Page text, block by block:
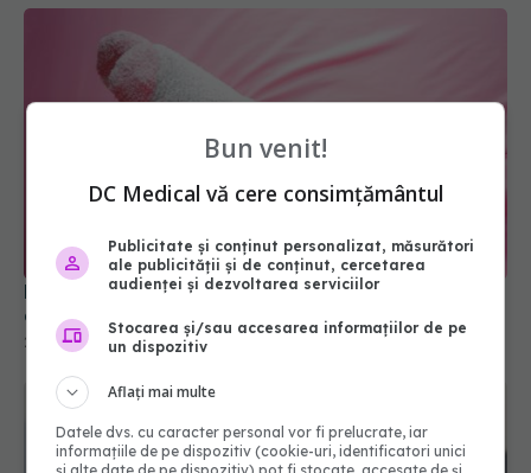
Dormi cu șosete sau fără? Medicii explică
avantajele și riscurile
26 apr 2026, 10:58
Bun venit!
DC Medical vă cere consimțământul
Publicitate și conținut personalizat, măsurători
ale publicității și de conținut, cercetarea
audienței și dezvoltarea serviciilor
Stocarea și/sau accesarea informațiilor de pe
un dispozitiv
Aflați mai multe
Datele dvs. cu caracter personal vor fi prelucrate, iar
informațiile de pe dispozitiv (cookie-uri, identificatori unici